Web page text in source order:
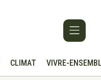
CLIMAT VIVRE-